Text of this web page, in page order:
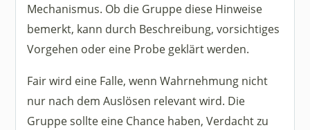
Mechanismus. Ob die Gruppe diese Hinweise
bemerkt, kann durch Beschreibung, vorsichtiges
Vorgehen oder eine Probe geklärt werden.
Fair wird eine Falle, wenn Wahrnehmung nicht
nur nach dem Auslösen relevant wird. Die
Gruppe sollte eine Chance haben, Verdacht zu